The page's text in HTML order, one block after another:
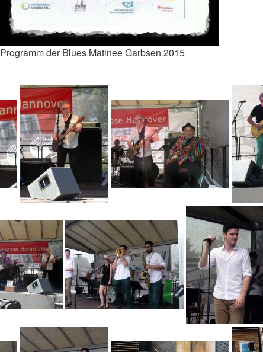
Programm der Blues Matinee Garbsen 2015